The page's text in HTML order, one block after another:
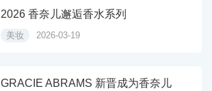
2026 香奈儿邂逅香水系列
美妆 2026-03-19
GRACIE ABRAMS 新晋成为香奈儿